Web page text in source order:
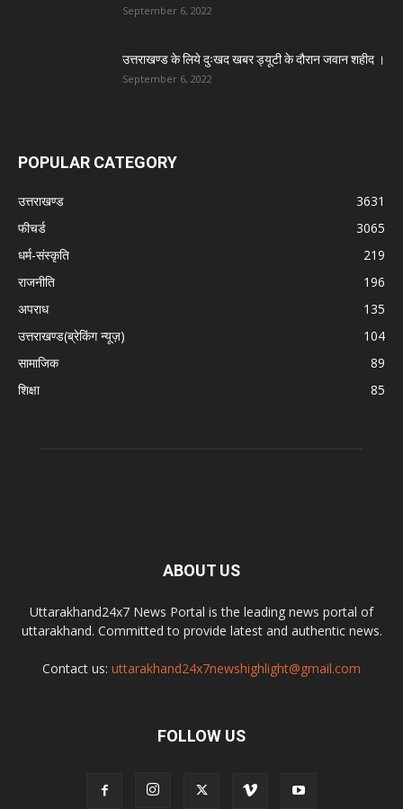
September 6, 2022
उत्तराखण्ड के लिये दुःखद खबर ड्यूटी के दौरान जवान शहीद ।
September 6, 2022
POPULAR CATEGORY
उत्तराखण्ड
3631
फीचर्ड
3065
धर्म-संस्कृति
219
राजनीति
196
अपराध
135
उत्तराखण्ड(ब्रेकिंग न्यूज़)
104
सामाजिक
89
शिक्षा
85
ABOUT US
Uttarakhand24x7 News Portal is the leading news portal of
uttarakhand. Committed to provide latest and authentic news.
Contact us: uttarakhand24x7newshighlight@gmail.com
FOLLOW US